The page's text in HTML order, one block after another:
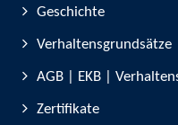
Geschichte
Verhaltensgrundsätze
AGB | EKB |
Zertifikate